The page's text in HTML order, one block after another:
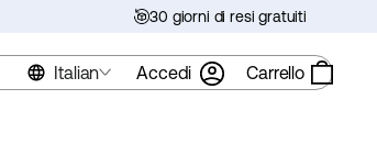
30 giorni di resi gratuiti
Italian Accedi Carrello